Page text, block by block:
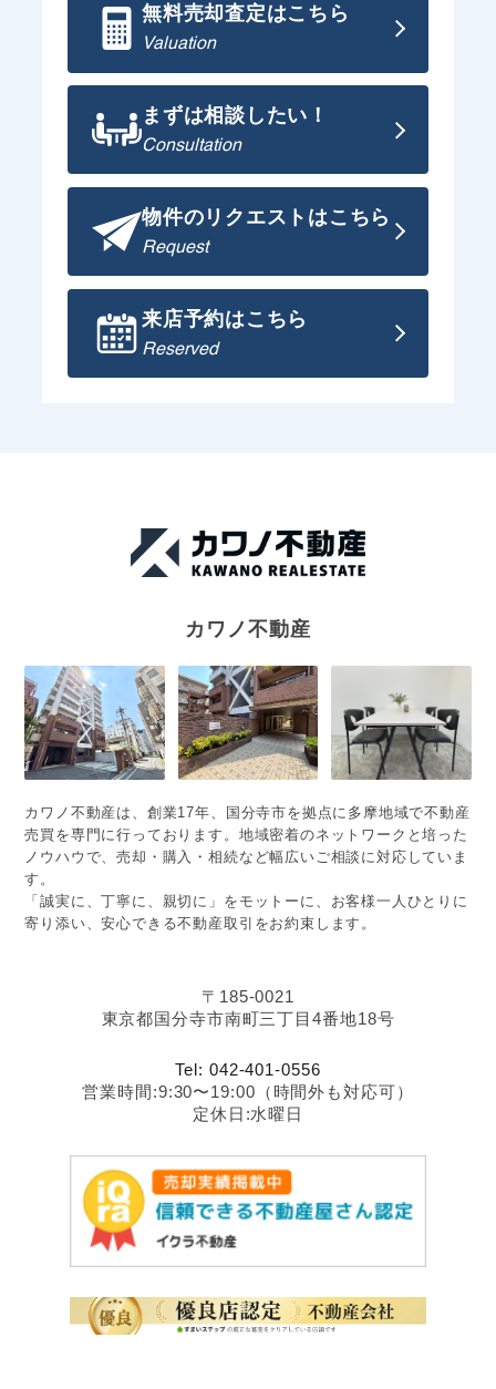
無料売却査定はこちら
Valuation
まずは相談したい！
Consultation
物件のリクエストはこちら
Request
来店予約はこちら
Reserved
カワノ不動産
カワノ不動産は、創業17年、国分寺市を拠点に多摩地域で不動産
売買を専門に行っております。地域密着のネットワークと培った
ノウハウで、売却・購入・相続など幅広いご相談に対応していま
す。
「誠実に、丁寧に、親切に」をモットーに、お客様一人ひとりに
寄り添い、安心できる不動産取引をお約束します。
〒185-0021
東京都国分寺市南町三丁目4番地18号
Tel: 042-401-0556
営業時間:9:30〜19:00（時間外も対応可）
定休日:水曜日